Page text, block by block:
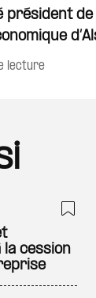
de
lecture
la cession